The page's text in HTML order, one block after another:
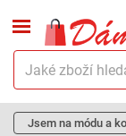
Jsem na módu a